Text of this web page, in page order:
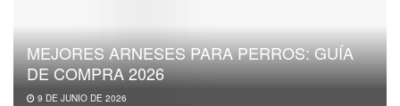
MEJORES ARNESES PARA PERROS: GUÍA
DE COMPRA 2026
9 DE JUNIO DE 2026